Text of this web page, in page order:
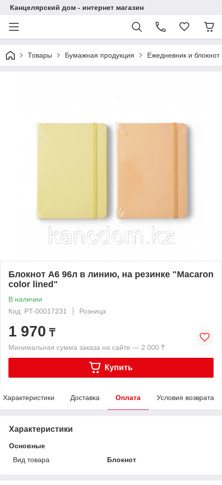
Канцелярский дом - интернет магазин
Товары Бумажная продукция Ежедневник и блокнот
Блокнот А6 96л в линию, на резинке "Macaron
color lined"
В наличии
Код: PT-00017231
Розница
1 970 ₸
Минимальная сумма заказа на сайте — 2 000 ₸
Купить
Характеристики Доставка Оплата Условия возврата
Характеристики
Основные
Вид товара
Блокнот